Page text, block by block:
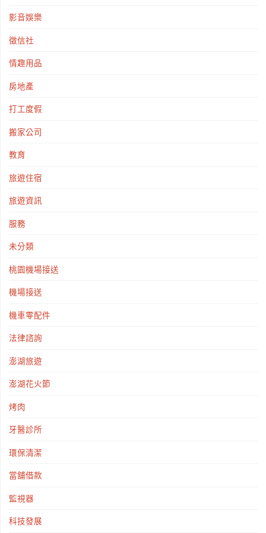
影音娛樂
徵信社
情趣用品
房地產
打工度假
搬家公司
教育
旅遊住宿
旅遊資訊
服務
未分類
桃園機場接送
機場接送
機車零配件
法律諮詢
澎湖旅遊
澎湖花火節
烤肉
牙醫診所
環保清潔
當舖借款
監視器
科技發展